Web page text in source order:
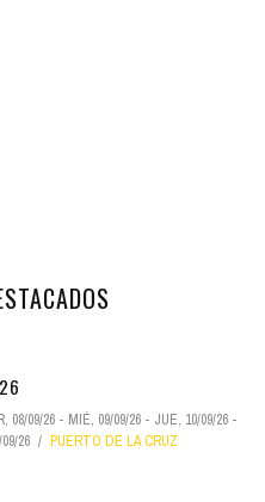
08/09/26 - MIÉ, 09/09/26 - JUE, 10/09/26 -
26 PUERTO DE LA CRUZ